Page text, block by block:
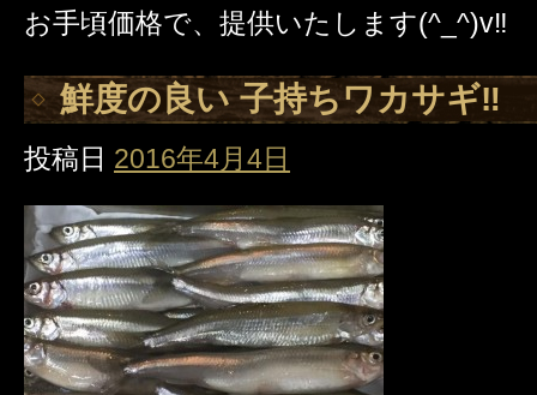
お手頃価格で、提供いたします(^_^)v‼️
鮮度の良い 子持ちワカサギ‼️
投稿日 2016年4月4日